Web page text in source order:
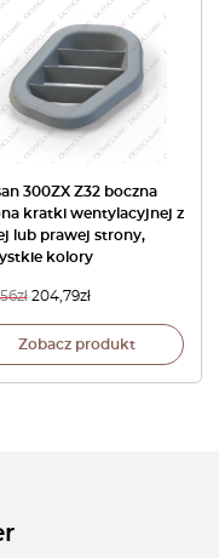
300ZX Z32 boczna
kratki wentylacyjnej z
lub prawej strony,
kolory
zł 204,79zł
Zobacz produkt